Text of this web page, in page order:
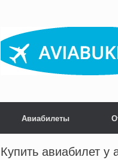
Авиабилеты
Купить авиабилет у
Post navigation